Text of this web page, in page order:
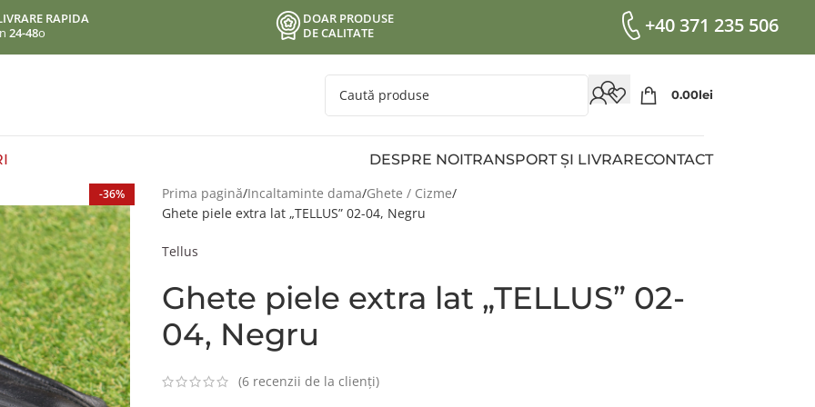
RAPIDA
24-48o
DOAR PRODUSE
DE CALITATE
+40 371 235 506
0.00Lei
DESPRE NOITRANSPORT ȘI LIVRARECONTACT
-36% Prima pagină Incaltaminte dama Ghete / Cizme
Ghete piele extra lat „TELLUS” 02-04, Negru
Tellus
Ghete piele extra lat „TELLUS” 02-
04, Negru
(6recenzii de la clienți)